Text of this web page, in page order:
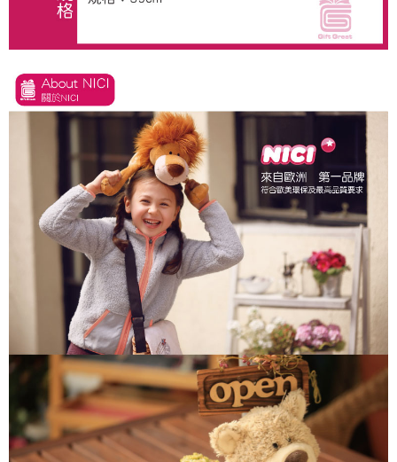
ります。支払い期限を過ぎた場合、その金額に基づいて年利20%の遅延滞
納金が加算されます。未成年の利用者は、事前に法定代理人または後見人
個人情報の処理、利用について疑問がある、または関連する法律の権利を
行使したい場合は、ネットプロテクションズ
にご連絡ください。上記に示した個人情報を、必要な購入注文書とあわせ
てAFTEEにご提供いただく、またはAFTEEにあなたの個人情報の収集、処
理、利用を許可することににご同意いただけない場合は、当サービスを選
択しないでください。